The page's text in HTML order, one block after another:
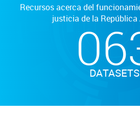
Recursos acerca del
justicia de la República
DATASETS